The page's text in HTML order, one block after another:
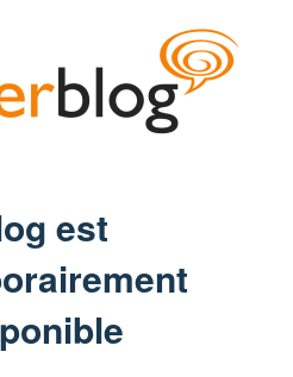
est